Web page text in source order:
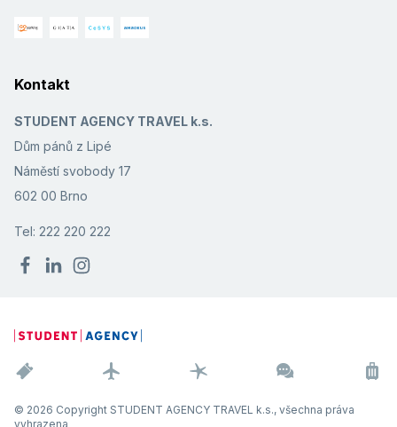
Kontakt
STUDENT AGENCY TRAVEL k.s.
Dům pánů z Lipé
Náměstí svobody 17
602 00 Brno
Tel: 222 220 222
© 2026 Copyright STUDENT AGENCY TRAVEL k.s., všechna práva
vyhrazena